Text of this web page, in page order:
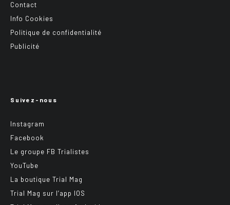
Contact
Info Cookies
Politique de confidentialité
Publicité
Suivez-nous
Instagram
Facebook
Le groupe FB Trialistes
YouTube
La boutique Trial Mag
Trial Mag sur l’app IOS